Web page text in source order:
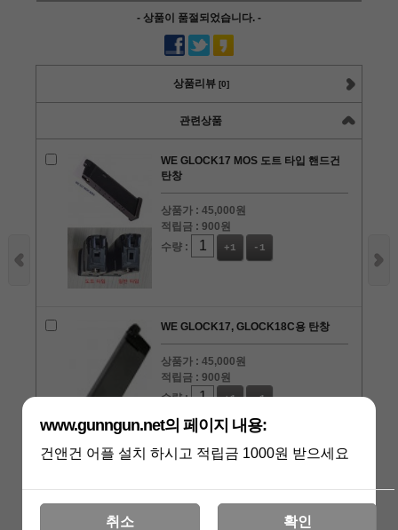
- 상품이 품절되었습니다. -
상품리뷰 [0]
관련상품
WE GLOCK17 MOS 도트 타입 핸드건
탄창
상품가 :45,000원
적립금 :900원
수량 :
+1 -1
WE GLOCK17, GLOCK18C용 탄창
상품가 :45,000원
적립금 :900원
수량 :
+1 -1
www.gunngun.net의 페이지 내용:
건앤건 어플 설치 하시고 적립금 1000원 받으세요
취소 확인